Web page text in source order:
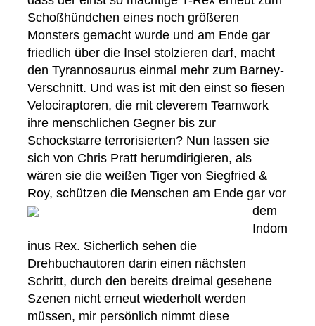
Schoßhündchen eines noch größeren
Monsters gemacht wurde und am Ende gar
friedlich über die Insel stolzieren darf, macht
den Tyrannosaurus einmal mehr zum Barney-
Verschnitt. Und was ist mit den einst so fiesen
Velociraptoren, die mit cleverem Teamwork
ihre menschlichen Gegner bis zur
Schockstarre terrorisierten? Nun lassen sie
sich von Chris Pratt herumdirigieren, als
wären sie die weißen Tiger von Siegfried &
Roy, schützen die Menschen am Ende gar vor
dem
Indom
inus Rex. Sicherlich sehen die
Drehbuchautoren darin einen nächsten
Schritt, durch den bereits dreimal gesehene
Szenen nicht erneut wiederholt werden
müssen, mir persönlich nimmt diese